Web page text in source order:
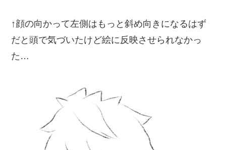
↑顔の向かって左側はもっと斜め向きになるはず
だと頭で気づいたけど絵に反映させられなかっ
た…